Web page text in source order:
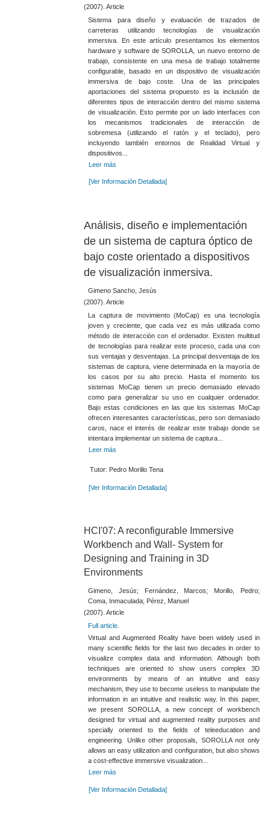
(2007). Article
Sistema para diseño y evaluación de trazados de
carreteras utilizando tecnologías de visualización
inmersiva. En este artículo presentamos los elementos
hardware y software de SOROLLA, un nuevo entorno de
trabajo, consistente en una mesa de trabajo totalmente
configurable, basado en un dispositivo de visualización
immersiva de bajo coste. Una de las principales
aportaciones del sistema propuesto es la inclusión de
diferentes tipos de interacción dentro del mismo sistema
de visualización. Esto permite por un lado interfaces con
los mecanismos tradicionales de interacción de
sobremesa (utilizando el ratón y el teclado), pero
incluyendo también entornos de Realidad Virtual y
dispositivos...
Leer más
[Ver Información Detallada]
Análisis, diseño e implementación
de un sistema de captura óptico de
bajo coste orientado a dispositivos
de visualización inmersiva.
Gimeno Sancho, Jesús
(2007). Article
La captura de movimiento (MoCap) es una tecnología
joven y creciente, que cada vez es más utilizada como
método de interacción con el ordenador. Existen multitud
de tecnologías para realizar este proceso, cada una con
sus ventajas y desventajas. La principal desventaja de los
sistemas de captura, viene determinada en la mayoría de
los casos por su alto precio. Hasta el momento los
sistemas MoCap tienen un precio demasiado elevado
como para generalizar su uso en cualquier ordenador.
Bajo estas condiciones en las que los sistemas MoCap
ofrecen interesantes características, pero son demasiado
caros, nace el interés de realizar este trabajo donde se
intentara implementar un sistema de captura...
Leer más
Tutor: Pedro Morillo Tena
[Ver Información Detallada]
HCI'07: A reconfigurable Immersive
Workbench and Wall- System for
Designing and Training in 3D
Environments
Gimeno, Jesús; Fernández, Marcos; Morillo, Pedro;
Coma, Inmaculada; Pérez, Manuel
(2007). Article
Full article
Virtual and Augmented Reality have been widely used in
many scientific fields for the last two decades in order to
visualize complex data and information. Although both
techniques are oriented to show users complex 3D
environments by means of an intuitive and easy
mechanism, they use to become useless to manipulate the
information in an intuitive and realistic way. In this paper,
we present SOROLLA, a new concept of workbench
designed for virtual and augmented reality purposes and
specially oriented to the fields of teleeducation and
engineering. Unlike other proposals, SOROLLA not only
allows an easy utilization and configuration, but also shows
a cost-effective immersive visualization...
Leer más
[Ver Información Detallada]